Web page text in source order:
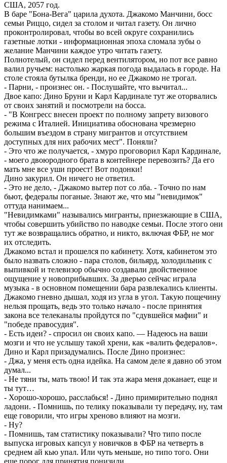
США, 2057 год.
В баре "Бона-Вега" царила духота. Джакомо Манчини, босс
семьи Риццо, сидел за столом и читал газету. Он лично
проконтролировал, чтобы во всей округе сохранились
газетные лотки - информационная эпоха сломала зубы о
желание Манчини каждое утро читать газету.
Полнотелый, он сидел перед вентилятором, но пот все равно
валил ручьем: настолько жаркая погода выдалась в городе. На
столе стояла бутылка бренди, но ее Джакомо не трогал.
- Парни, - произнес он. - Послушайте, что вычитал...
Двое капо: Дино Бруни и Карл Кардинале тут же оторвались
от своих занятий и посмотрели на босса.
- "В Конгресс внесен проект по полному запрету визового
режима с Италией. Инициатива обоснована чрезмерно
большим въездом в страну мигрантов и отсутствием
доступных для них рабочих мест". Поняли?
- Это что же получается, - хмуро проговорил Карл Кардинале,
- моего двоюродного брата в контейнере перевозить? Да его
мать мне все уши проест! Вот подонки!
Дино закурил. Он ничего не ответил.
- Это не дело, - Джакомо вытер пот со лба. - Точно по нам
бьют, федералы поганые. Знают же, что мы "невидимок"
оттуда нанимаем...
"Невидимками" назывались мигранты, приезжающие в США,
чтобы совершить убийство по наводке семьи. После этого они
тут же возвращались обратно, и никто, включая ФБР, не мог
их отследить.
Джакомо встал и прошелся по кабинету. Хотя, кабинетом это
было назвать сложно - пара столов, бильярд, холодильник с
выпивкой и телевизор обычно создавали двойственное
ощущение у новоприбывших. За дверью сейчас играла
музыка - в основном помещении бара развлекались клиенты.
Джакомо гневно дышал, ходя из угла в угол. Такую пощечину
нельзя прощать, ведь это только начало - после принятия
закона все телеканалы пройдутся по "сдувшейся мафии" и
"победе правосудия".
- Есть идеи? - спросил он своих капо. — Надеюсь на ваши
мозги и что не услышу такой хрени, как «валить федералов».
Дино и Карл призадумались. После Дино произнес:
- Джа, у меня есть одна идейка. На самом деле я давно об этом
думал...
- Не тяни ты, мать твою! И так эта жара меня доканает, еще и
ты тут…
- Хорошо-хорошо, расслабься! - Дино примирительно поднял
ладони. - Помнишь, по телику показывали ту передачу, ну, там
еще говорили, что игры хреново влияют на мозги.
- Ну?
- Помнишь, там статистику показывали? Что типо после
выпуска игровых капсул у новичков в ФБР на четверть в
среднем ай кью упал. Или чуть меньше, но типо того. Они